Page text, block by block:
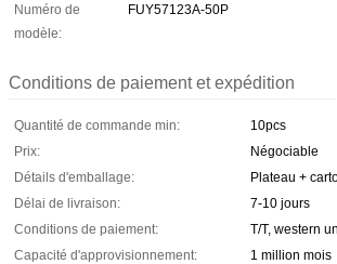
Numéro de
modèle:
FUY57123A-50P
Conditions de paiement et expédition
Quantité de commande min:
10pcs
Prix:
Négociable
Détails d'emballage:
Plateau +
Délai de livraison:
7-10 jours
Conditions de paiement:
T/T, western
Capacité d'approvisionnement:
1 million mois